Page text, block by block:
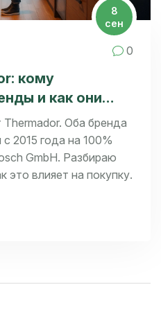
8
сен
0
кому
и как они
Оба бренда
2015 года на 100%
GmbH. Разбираю
это влияет на покупку.